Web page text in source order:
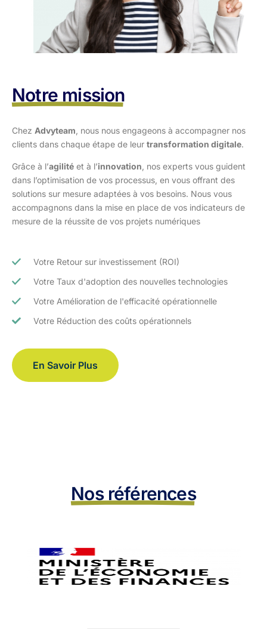
Notre mission
Chez Advyteam , nous nous engageons à accompagner nos
clients dans chaque étape de leur transformation digitale.
Grâce à l’agilité et à l’innovation , nos experts vous guident
dans l’optimisation de vos processus, en vous offrant des
solutions sur mesure adaptées à vos besoins. Nous vous
accompagnons dans la mise en place de vos indicateurs de
mesure de la réussite de vos projets numériques
Votre Retour sur investissement (ROI)
Votre Taux d'adoption des nouvelles technologies
Votre Amélioration de l'efficacité opérationnelle
Votre Réduction des coûts opérationnels
En Savoir Plus
Nos références